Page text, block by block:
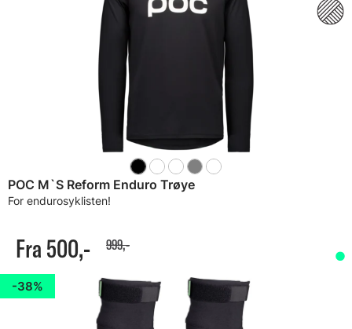
POC M`S Reform Enduro Trøye
For endurosyklisten!
Fra 500,- 999,-
38%